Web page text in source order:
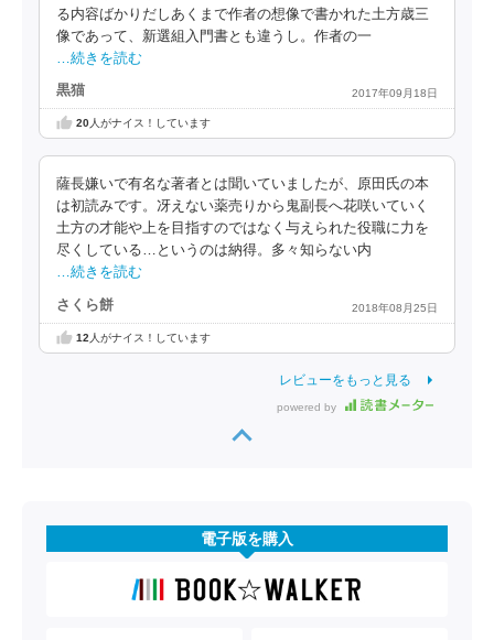
る内容ばかりだしあくまで作者の想像で書かれた土方歳三
像であって、新選組入門書とも違うし。作者の一
…続きを読む
黒猫 2017年09月18日
20人がナイス！しています
薩長嫌いで有名な著者とは聞いていましたが、原田氏の本
は初読みです。冴えない薬売りから鬼副長へ花咲いていく
土方の才能や上を目指すのではなく与えられた役職に力を
尽くしている…というのは納得。多々知らない内
…続きを読む
さくら餅 2018年08月25日
12 人がナイス！しています
レビューをもっと見る
powered by
電子版を購入